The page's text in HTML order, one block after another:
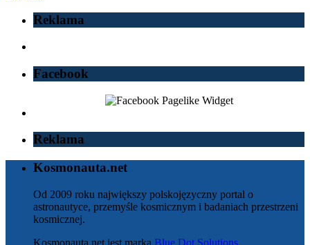
Reklama
Facebook
Reklama
Kosmonauta.net
Od 2009 roku największy polskojęzyczny portal o
astronautyce, przemyśle kosmicznym i badaniach przestrzeni
kosmicznej.
Kosmonauta.net jest marką Blue Dot Solutions.